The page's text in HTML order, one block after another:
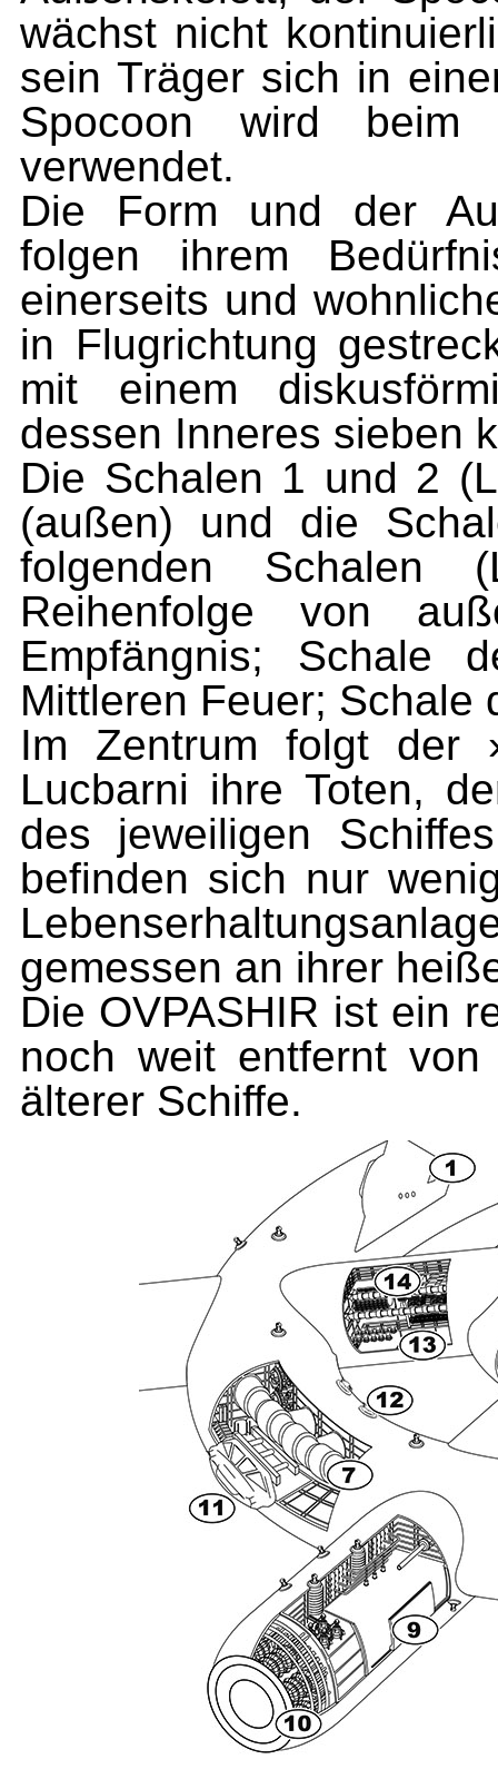
wächst nicht
sein Träger sich in
Spocoon wird beim
verwendet.
Die Form und der
folgen ihrem
einerseits und
in Flugrichtung
mit einem
dessen Inneres sieben
Die Schalen 1 und 2
(außen) und die
folgenden
Reihenfolge von
Empfängnis; Schale
Mittleren Feuer; Schale
Im Zentrum folgt der
Lucbarni ihre Toten,
des jeweiligen
befinden sich nur
gemessen an ihrer
Die OVPASHIR ist ein
noch weit entfernt
älterer Schiffe.